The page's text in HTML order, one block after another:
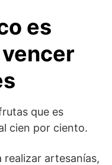
es
que es
cien por ciento.
realizar artesanías,